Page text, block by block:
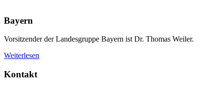
Bayern
Vorsitzender der Landesgruppe Bayern ist Dr. Thomas Weiler.
Weiterlesen
Kontakt